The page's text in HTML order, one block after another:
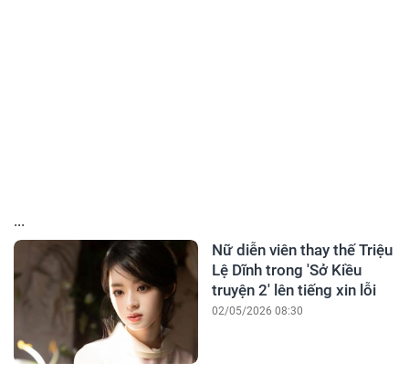
...
Nữ diễn viên thay thế Triệu
Lệ Dĩnh trong 'Sở Kiều
truyện 2' lên tiếng xin lỗi
02/05/2026 08:30